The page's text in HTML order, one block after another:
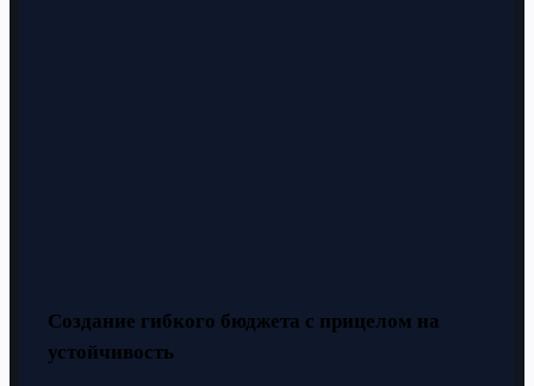
Создание гибкого бюджета с прицелом на
устойчивость